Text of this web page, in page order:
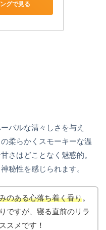
グで見る
バルな清々しさを与え
柔らかくスモーキーな温
さはどことなく魅惑的。
秘性を感じられます。
のある心落ち着く香り。
ですが、寝る直前のリラ
スメです！